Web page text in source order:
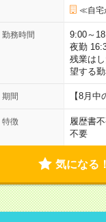
≪自宅
勤務時間
9:00～
夜勤
残業は
望する
期間 【8月
特徴 履歴書
不要
気になる！